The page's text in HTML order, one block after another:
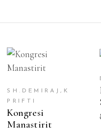
SHTOJE NË
SH.DEMIRAJ,K
PRIFTI
Kongresi
Manastirit